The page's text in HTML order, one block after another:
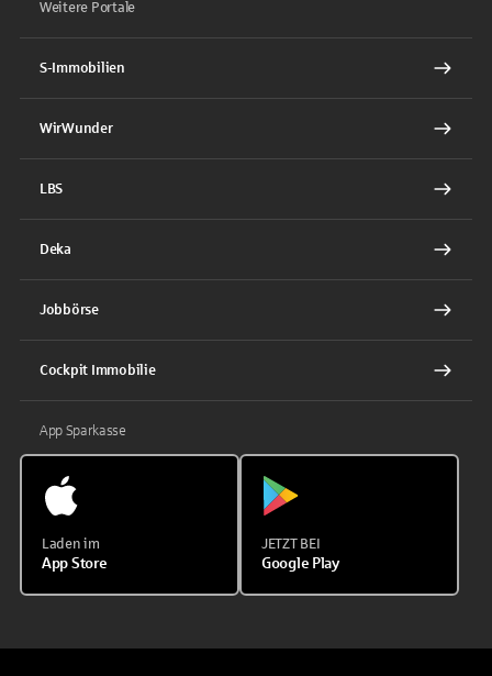
Weitere Portale
S-Immobilien
WirWunder
LBS
Deka
Jobbörse
Cockpit Immobilie
App Sparkasse
Laden im
App Store
JETZT BEI
Google Play